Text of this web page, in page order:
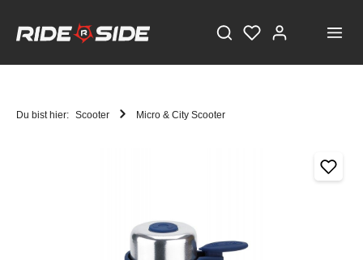
Du bist hier: Scooter Micro & City Scooter